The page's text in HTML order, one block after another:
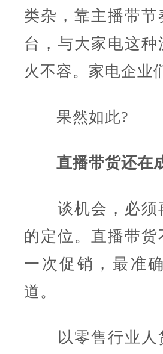
类杂，靠主播带
台，与大家电这
火不容。家电企业
果然如此?
直播带货还在成
谈机会，必须
的定位。直播带
一次促销，最准
道。
以零售行业人